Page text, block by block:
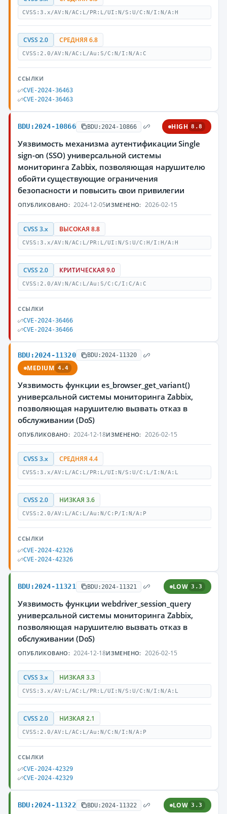
CVSS:3.x/AV:N/AC:L/PR:L/UI:N/S:U/C:N/I:N/A:H
CVSS 2.0 СРЕДНЯЯ 6.8
CVSS:2.0/AV:N/AC:L/Au:S/C:N/I:N/A:C
ССЫЛКИ
CVE-2024-36463
CVE-2024-36463
BDU:2024-10866 BDU:2024-10866 HIGH 8.8
Уязвимость механизма аутентификации Single
sign-on (SSO) универсальной системы
мониторинга Zabbix, позволяющая нарушителю
обойти существующие ограничения
безопасности и повысить свои привилегии
ОПУБЛИКОВАНО: 2024-12-05ИЗМЕНЕНО: 2026-02-15
CVSS 3.x ВЫСОКАЯ 8.8
CVSS:3.x/AV:N/AC:L/PR:L/UI:N/S:U/C:H/I:H/A:H
CVSS 2.0 КРИТИЧЕСКАЯ 9.0
CVSS:2.0/AV:N/AC:L/Au:S/C:C/I:C/A:C
ССЫЛКИ
CVE-2024-36466
CVE-2024-36466
BDU:2024-11320 BDU:2024-11320
MEDIUM 4.4
Уязвимость функции es_browser_get_variant()
универсальной системы мониторинга Zabbix,
позволяющая нарушителю вызвать отказ в
обслуживании (DoS)
ОПУБЛИКОВАНО: 2024-12-18ИЗМЕНЕНО: 2026-02-15
CVSS 3.x СРЕДНЯЯ 4.4
CVSS:3.x/AV:L/AC:L/PR:L/UI:N/S:U/C:L/I:N/A:L
CVSS 2.0 НИЗКАЯ 3.6
CVSS:2.0/AV:L/AC:L/Au:N/C:P/I:N/A:P
ССЫЛКИ
CVE-2024-42326
CVE-2024-42326
BDU:2024-11321 BDU:2024-11321 LOW 3.3
Уязвимость функции webdriver_session_query
универсальной системы мониторинга Zabbix,
позволяющая нарушителю вызвать отказ в
обслуживании (DoS)
ОПУБЛИКОВАНО: 2024-12-18ИЗМЕНЕНО: 2026-02-15
CVSS 3.x НИЗКАЯ 3.3
CVSS:3.x/AV:L/AC:L/PR:L/UI:N/S:U/C:N/I:N/A:L
CVSS 2.0 НИЗКАЯ 2.1
CVSS:2.0/AV:L/AC:L/Au:N/C:N/I:N/A:P
ССЫЛКИ
CVE-2024-42329
CVE-2024-42329
BDU:2024-11322 BDU:2024-11322 LOW 3.3